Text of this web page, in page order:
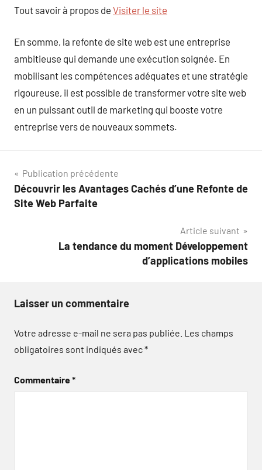
Tout savoir à propos de Visiter le site
En somme, la refonte de site web est une entreprise
ambitieuse qui demande une exécution soignée. En
mobilisant les compétences adéquates et une stratégie
rigoureuse, il est possible de transformer votre site web
en un puissant outil de marketing qui booste votre
entreprise vers de nouveaux sommets.
Navigation
de
Publication précédente
Découvrir les Avantages Cachés d’une Refonte de
Site Web Parfaite
Article suivant
La tendance du moment Développement
d’applications mobiles
Laisser un commentaire
Votre adresse e-mail ne sera pas publiée. Les champs
obligatoires sont indiqués avec*
Commentaire*